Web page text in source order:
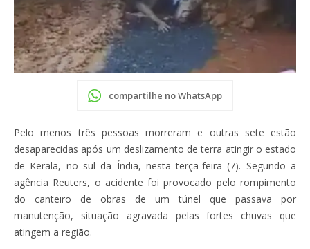
compartilhe no WhatsApp
Pelo menos três pessoas morreram e outras sete estão
desaparecidas após um deslizamento de terra atingir o estado
de Kerala, no sul da Índia, nesta terça-feira (7). Segundo a
agência Reuters, o acidente foi provocado pelo rompimento
do canteiro de obras de um túnel que passava por
manutenção, situação agravada pelas fortes chuvas que
atingem a região.